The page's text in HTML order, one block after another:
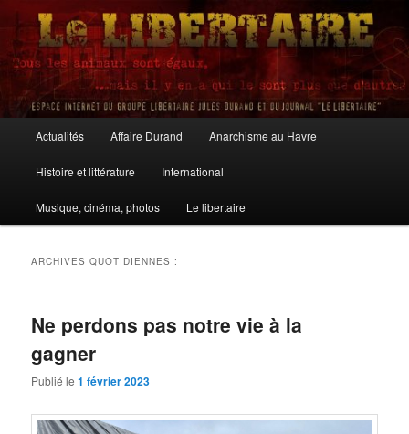
Aller
contenu
principal
Aller
contenu
secondaire
Le Libertaire
principal
Actualités Affaire Durand Anarchisme au Havre
Histoire et littérature International
Musique, cinéma, photos Le libertaire
ARCHIVES QUOTIDIENNES :
Ne perdons pas notre vie à la
gagner
Publié le1 février 2023